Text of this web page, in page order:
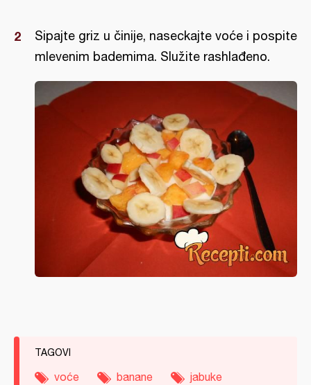
Sipajte griz u činije, naseckajte voće i pospite
mlevenim bademima. Služite rashlađeno.
TAGOVI
voće banane jabuke